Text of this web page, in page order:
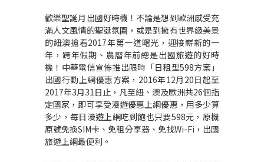
歡樂聖誕月出國好時機！不論是想到歐洲感受充
滿人文風情的聖誕氛圍，或是到擁有世界級美景
的紐澳搶看2017年第一道曙光，迎接嶄新的一
年，跨年假期、農曆年前總是出國旅遊的好時
機！中華電信宣佈推出限時「日租型598方案」
出國行動上網優惠方案，2016年12月20日起至
2017年3月31日止，凡至紐、澳及歐洲共26個指
定國家，即可享受漫遊優惠上網優惠，用多少算
多少，每日漫遊上網吃到飽也只要598元，原機
原號免換SIM卡、免租分享器、免找Wi-Fi，出國
旅遊上網最便利。